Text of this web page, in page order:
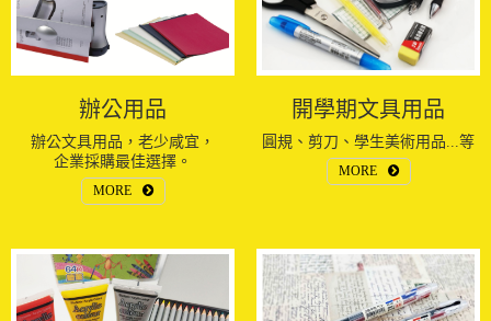
辦公用品
辦公文具用品，老少咸宜，
企業採購最佳選擇。
MORE
開學期文具用品
圓規、剪刀、學生美術用品...等
MORE